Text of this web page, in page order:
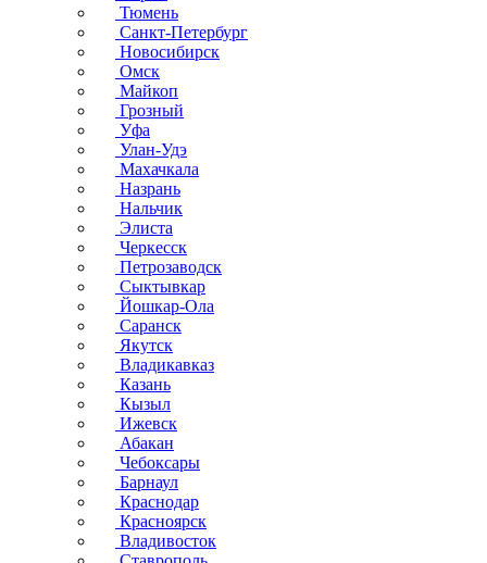
Тюмень
Санкт-Петербург
Новосибирск
Омск
Майкоп
Грозный
Уфа
Улан-Удэ
Махачкала
Назрань
Нальчик
Элиста
Черкесск
Петрозаводск
Сыктывкар
Йошкар-Ола
Саранск
Якутск
Владикавказ
Казань
Кызыл
Ижевск
Абакан
Чебоксары
Барнаул
Краснодар
Красноярск
Владивосток